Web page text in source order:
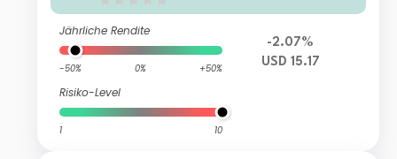
Jährliche Rendite
-50% 0% +50%
Risiko-Level
1 10
-2.07%
USD 15.17